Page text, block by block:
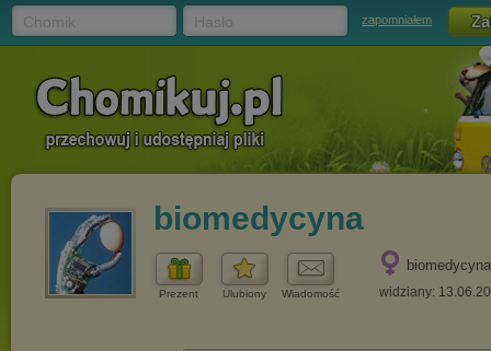
zapomniałem
biomedycyna
Prezent Ulubiony Wiadomość
biomedycyna
widziany: